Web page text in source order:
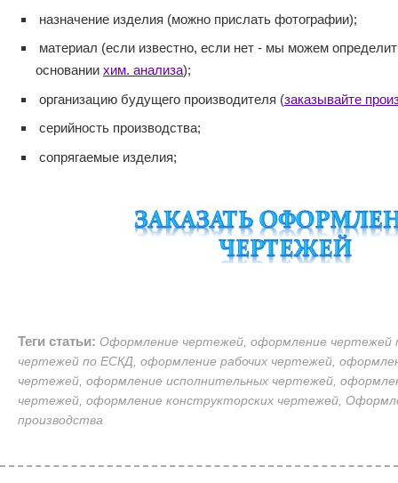
назначение изделия (можно прислать фотографии);
материал (если известно, если нет - мы можем
основании хим. анализа);
организацию будущего производителя (заказывайте
серийность производства;
сопрягаемые изделия;
Теги статьи: Оформление чертежей, оформление чертежей
чертежей по ЕСКД, оформление рабочих чертежей,
чертежей, оформление исполнительных чертежей,
чертежей, оформление конструкторских чертежей,
производства